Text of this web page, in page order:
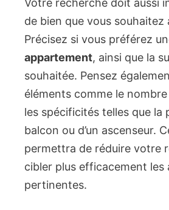
Votre recherche doit aussi
de bien que vous souhaitez
Précisez si vous préférez
appartement, ainsi que la
souhaitée. Pensez
éléments comme le
les spécificités telles que la
balcon ou d’un ascenseur.
permettra de réduire votre
cibler plus efficacement les
pertinentes.